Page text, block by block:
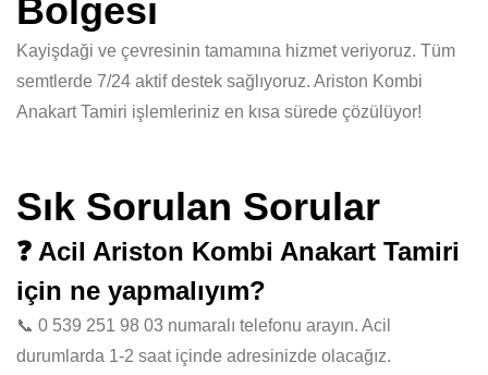
Bölgesi
Kayişdaği ve çevresinin tamamına hizmet veriyoruz. Tüm
semtlerde 7/24 aktif destek sağlıyoruz. Ariston Kombi
Anakart Tamiri işlemleriniz en kısa sürede çözülüyor!
Sık Sorulan Sorular
❓ Acil Ariston Kombi Anakart Tamiri
için ne yapmalıyım?
📞 0 539 251 98 03 numaralı telefonu arayın. Acil
durumlarda 1-2 saat içinde adresinizde olacağız.